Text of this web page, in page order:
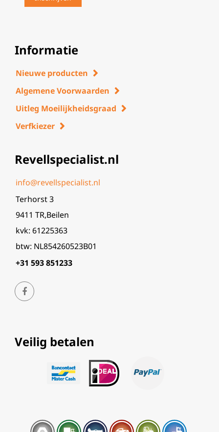
Informatie
Nieuwe producten
Algemene Voorwaarden
Uitleg Moeilijkheidsgraad
Verfkiezer
Revellspecialist.nl
info@revellspecialist.nl
Terhorst 3
9411 TR,Beilen
kvk: 61225363
btw: NL854260523B01
+31 593 851233
Veilig betalen